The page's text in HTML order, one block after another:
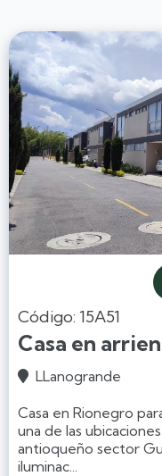
Código: 15A51
Casa en
 LLanogrande
Casa en Rionegro
una de las
antioqueño sector
iluminac...